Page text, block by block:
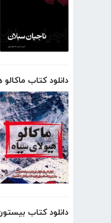
دانلود کتاب
دانلود کتاب